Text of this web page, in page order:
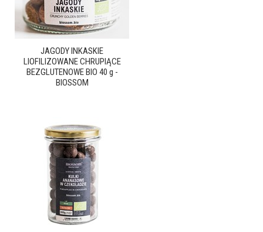
JAGODY INKASKIE
LIOFILIZOWANE CHRUPIĄCE
BEZGLUTENOWE BIO 40 g -
BIOSSOM